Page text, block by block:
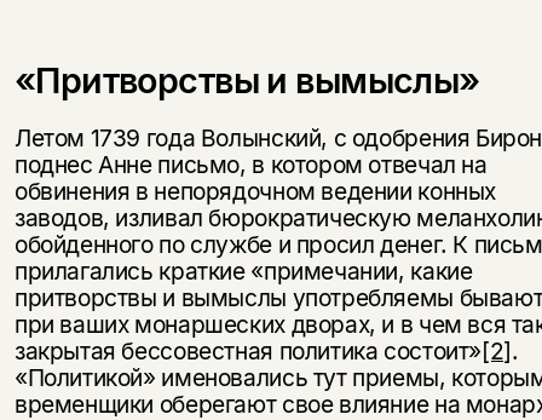
«Притворствы и вымыслы»
Летом 1739 года Волынский, с одобрения
поднес Анне письмо, в котором отвечал на
обвинения в непорядочном ведении конных
заводов, изливал бюрократическую
обойденного по службе и просил денег. К
прилагались краткие «примечании, какие
притворствы и вымыслы употребляемы
при ваших монаршеских дворах, и в чем вся
закрытая бессовестная политика состоит»[2].
«Политикой» именовались тут приемы,
временщики оберегают свое влияние на